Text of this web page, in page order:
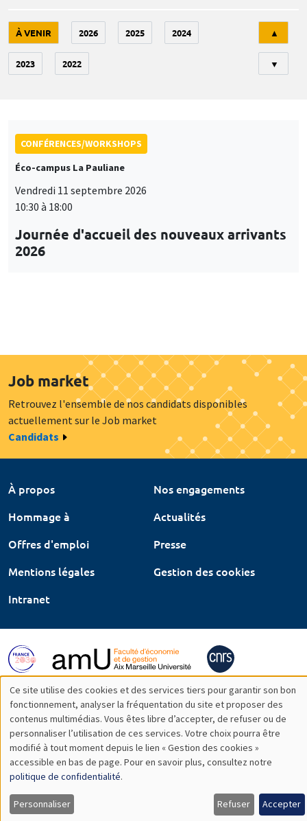
À VENIR 2026 2025 2024
2023 2022
▲
▼
CONFÉRENCES/WORKSHOPS
Éco-campus La Pauliane
Vendredi 11 septembre 2026
10:30 à 18:00
Journée d'accueil des nouveaux arrivants
2026
Job market
Retrouvez l'ensemble de nos candidats disponibles
actuellement sur le Job market
Candidats
À propos
Nos engagements
Hommage à
Actualités
Offres d'emploi
Presse
Mentions légales
Gestion des cookies
Intranet
Utilisation
des
données
personnelles
et
Ce site utilise des cookies et des services tiers pour garantir son bon
fonctionnement, analyser la fréquentation du site et proposer des
contenus multimédias. Vous êtes libre d’accepter, de refuser ou de
personnaliser l’utilisation de ces services. Votre choix pourra être
modifié à tout moment depuis le lien « Gestion des cookies »
accessible en bas de page. Pour en savoir plus, consultez notre
politique de confidentialité.
Personnaliser Refuser Accepter